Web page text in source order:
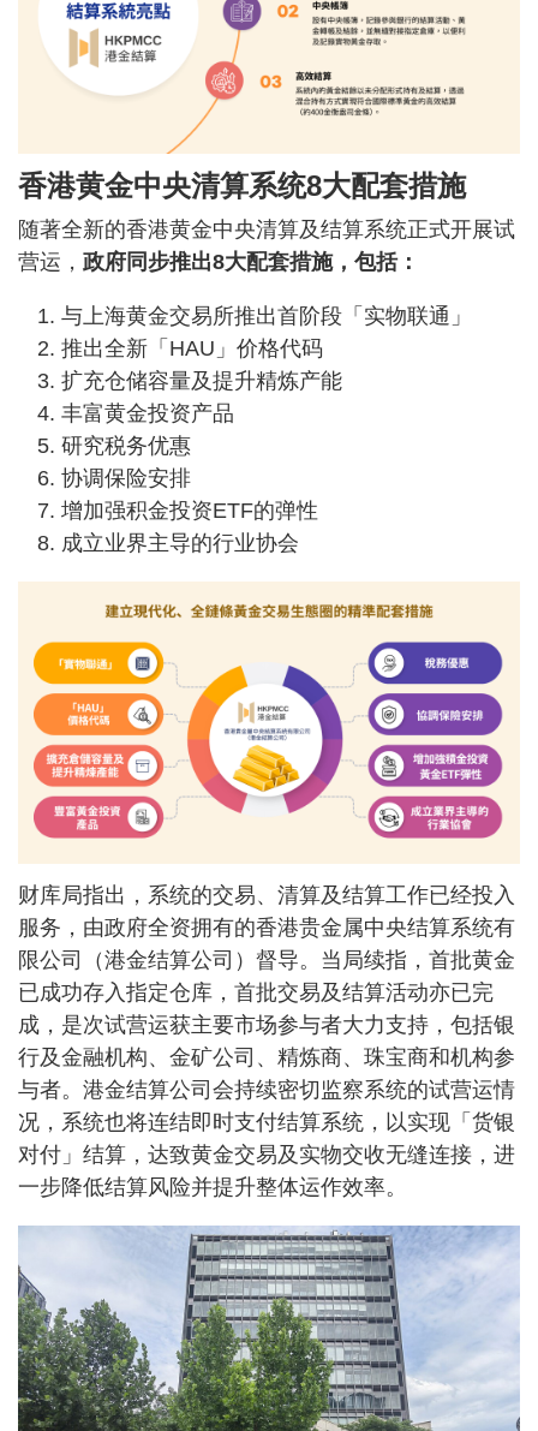
香港黄金中央清算系统8大配套措施
随著全新的香港黄金中央清算及结算系统正式开展试
营运， 政府同步推出8大配套措施，包括：
与上海黄金交易所推出首阶段「实物联通」
推出全新「HAU」价格代码
扩充仓储容量及提升精炼产能
丰富黄金投资产品
研究税务优惠
协调保险安排
增加强积金投资ETF的弹性
成立业界主导的行业协会
财库局指出，系统的交易、清算及结算工作已经投入
服务，由政府全资拥有的香港贵金属中央结算系统有
限公司（港金结算公司）督导。当局续指，首批黄金
已成功存入指定仓库，首批交易及结算活动亦已完
成，是次试营运获主要市场参与者大力支持，包括银
行及金融机构、金矿公司、精炼商、珠宝商和机构参
与者。港金结算公司会持续密切监察系统的试营运情
况，系统也将连结即时支付结算系统，以实现「货银
对付」结算，达致黄金交易及实物交收无缝连接，进
一步降低结算风险并提升整体运作效率。